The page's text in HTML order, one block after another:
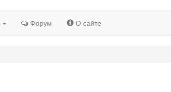
Форум О сайте